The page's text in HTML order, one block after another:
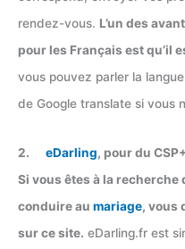
rendez-vous. L’un des
pour les Français est qu’il
vous pouvez parler la
de Google translate si vous
2. eDarling, pour du CSP+
Si vous êtes à la recherche
conduire au mariage, vous
sur ce site. eDarling.fr est